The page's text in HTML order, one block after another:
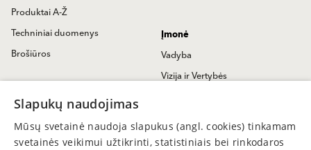
Produktai A-Ž
Techniniai duomenys
Brošiūros
Įmonė
Vadyba
Vizija ir Vertybės
Spaudoje
Kontaktai
Užklausa
Slapukų naudojimas
Mūsų svetainė naudoja slapukus (angl. cookies) tinkamam
svetainės veikimui užtikrinti, statistiniais bei rinkodaros